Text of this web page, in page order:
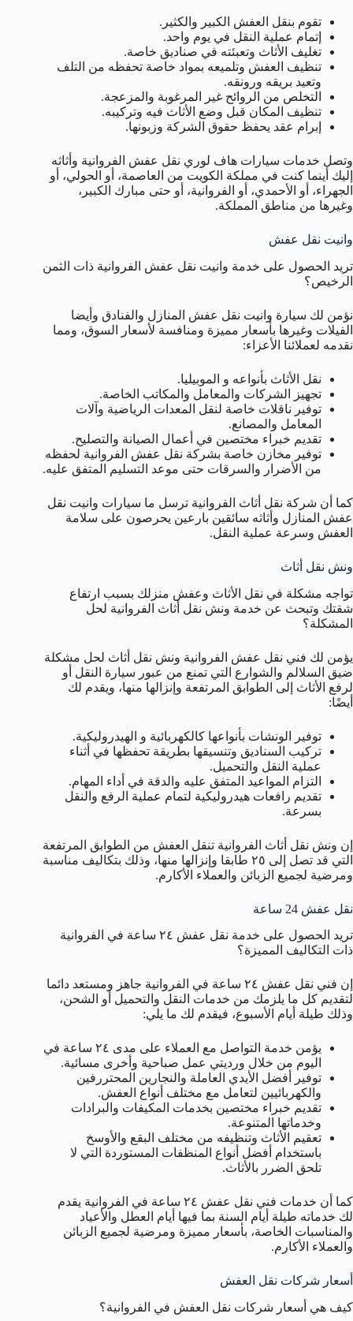
تقوم بنقل العفش الكبير والكثير.
إتمام عملية النقل في يوم واحد.
تغليف الأثاث وتعبئته في صناديق خاصة.
تنظيف العفش وتلميعه بمواد خاصة تحفظه من التلف
وتعيد بريقه ورونقه.
التخلص من الروائح غير المرغوبة والمزعجة.
تنظيف المكان قبل وضع الأثاث فيه وتركيبه.
إبرام عقد يحفظ حقوق الشركة وزبونها.
وتصل خدمات سيارات هاف لوري نقل عفش الفروانية وأثاثه
إليك أينما كنت في مملكة الكويت من العاصمة، أو الحولي، أو
الجهراء، أو الأحمدي، أو الفروانية، أو حتى مبارك الكبير،
وغيرها من مناطق المملكة.
وانيت نقل عفش
تريد الحصول على خدمة وانيت نقل عفش الفروانية ذات الثمن
الرخيص؟
نؤمن لك سيارة وانيت نقل عفش المنازل والفنادق وأيضا
الفيلات وغيرها بأسعار مميزة ومنافسة لأسعار السوق، ومما
نقدمه لعملائنا الأعزاء:
نقل الأثاث بأنواعه و الموبيليا.
تجهيز الشركات والمعامل والمكاتب الخاصة.
توفير ناقلات خاصة لنقل المعدات الرياضية وآلات
المعامل والمصانع.
تقديم خبراء مختصين في أعمال الصيانة والتصليح.
توفير مخازن خاصة بشركة نقل عفش الفروانية لحفظه
من الأضرار والسرقات حتى موعد التسليم المتفق عليه.
كما أن شركة نقل أثاث الفروانية ترسل ما سيارات وانيت نقل
عفش المنازل وأثاثه سائقين بارعين يحرصون على سلامة
العفش وسرعة عملية النقل.
ونش نقل أثاث
تواجه مشكلة في نقل الأثاث وعفش منزلك بسبب ارتفاع
شقتك وتبحث عن خدمة ونش نقل أثاث الفروانية لحل
المشكلة؟
يؤمن لك فني نقل عفش الفروانية ونش نقل أثاث لحل مشكلة
ضيق السلالم والشوارع التي تمنع من عبور سيارة النقل أو
لرفع الأثاث إلى الطوابق المرتفعة وإنزالها منها، ويقدم لك
أيضًا:
توفير الونشات بأنواعها كالكهربائية و الهيدروليكية.
تركيب السناديق وتنسيقها بطريقة تحفظها في أثناء
عملية النقل والتحميل.
التزام المواعيد المتفق عليه والدقة في أداء المهام.
تقديم رافعات هيدروليكية لتمام عملية الرفع والنقل
بسرعة.
إن ونش نقل أثاث الفروانية تنقل العفش من الطوابق المرتفعة
التي قد تصل إلى ٢٥ طابقا وإنزالها منها، وذلك بتكاليف مناسبة
ومرضية لجميع الزبائن والعملاء الأكارم.
نقل عفش 24 ساعة
تريد الحصول على خدمة نقل عفش ٢٤ ساعة في الفروانية
ذات التكاليف المميزة؟
إن فني نقل عفش ٢٤ ساعة في الفروانية جاهز ومستعد دائما
لتقديم كل ما يلزمك من خدمات النقل والتحميل أو الشحن،
وذلك طيلة أيام الأسبوع، فيقدم لك ما يلي:
يؤمن خدمة التواصل مع العملاء على مدى ٢٤ ساعة في
اليوم من خلال ورديتي عمل صباحية وأخرى مسائية.
توفير أفضل الأيدي العاملة والنجارين المحتررفين
والكهربائيين لتعامل مع مختلف أنواع العفش.
تقديم خبراء مختصين بخدمات المكيفات والبرادات
وخدماتها المتنوعة.
تعقيم الأثاث وتنظيفه من مختلف البقع والأوسخ
باستخدام أفضل أنواع المنظفات المستوردة التي لا
تلحق الضرر بالأثاث.
كما أن خدمات فني نقل عفش ٢٤ ساعة في الفروانية يقدم
لك خدماته طيلة أيام السنة بما فيها أيام العطل والأعياد
والمناسبات الخاصة، بأسعار مميزة ومرضية لجميع الزبائن
والعملاء الأكارم.
أسعار شركات نقل العفش
كيف هي أسعار شركات نقل العفش في الفروانية؟